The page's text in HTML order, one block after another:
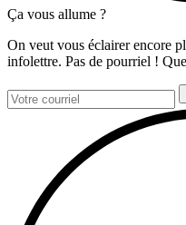
Ça vous allume ?
On veut vous éclairer encore
infolettre. Pas de pourriel !